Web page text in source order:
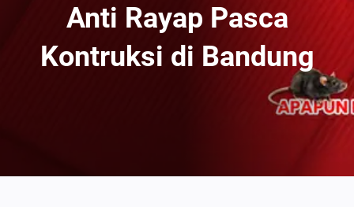
Anti Rayap Pasca
Kontruksi di Bandung